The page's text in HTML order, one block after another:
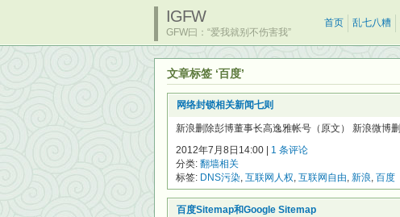
IGFW
GFW曰：“爱我就别不伤害我”
首页 乱七八糟
文章标签 ‘百度’
网络封锁相关新闻七则
新浪删除彭博董事长高逸雅帐号（原文） 新浪微博
2012年7月8日14:00 | 1 条评论
分类: 翻墙相关
标签: DNS污染, 互联网人权, 互联网自由, 新浪, 百度
百度Sitemap和Google Sitemap